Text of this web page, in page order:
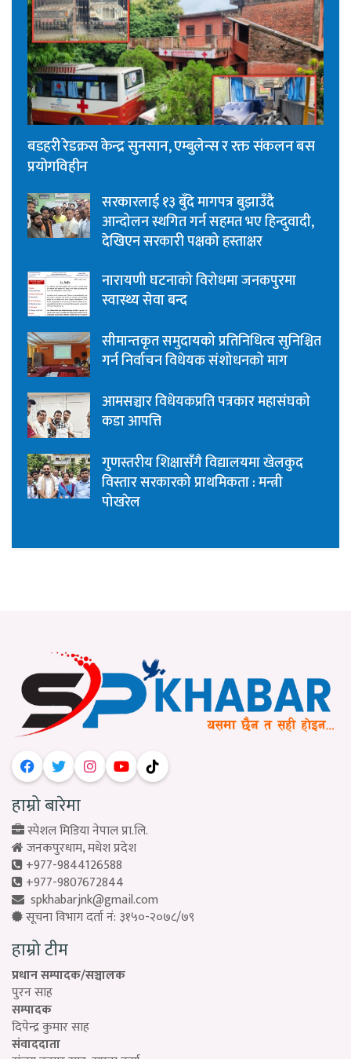
बडहरी रेडक्रस केन्द्र सुनसान, एम्बुलेन्स र रक्त संकलन बस
प्रयोगविहीन
सरकारलाई १३ बुँदे मागपत्र बुझाउँदै
आन्दोलन स्थगित गर्न सहमत भए हिन्दुवादी,
देखिएन सरकारी पक्षको हस्ताक्षर
नारायणी घटनाको विरोधमा जनकपुरमा
स्वास्थ्य सेवा बन्द
सीमान्तकृत समुदायको प्रतिनिधित्व सुनिश्चित
गर्न निर्वाचन विधेयक संशोधनको माग
आमसञ्चार विधेयकप्रति पत्रकार महासंघको
कडा आपत्ति
गुणस्तरीय शिक्षासँगै विद्यालयमा खेलकुद
विस्तार सरकारको प्राथमिकता : मन्त्री
पोखरेल
हाम्रो बारेमा
स्पेशल मिडिया नेपाल प्रा.लि.
जनकपुरधाम, मधेश प्रदेश
+977-9844126588
+977-9807672844
spkhabarjnk@gmail.com
सूचना विभाग दर्ता नं: ३१५०-२०७८/७९
हाम्रो टीम
प्रधान सम्पादक/सञ्चालक
पुरन साह
सम्पादक
दिपेन्द्र कुमार साह
संवाददाता